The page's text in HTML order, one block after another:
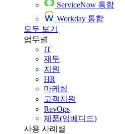
ServiceNow 통합
Workday 통합
모두 보기
업무별
IT
재무
지원
HR
마케팅
고객지원
RevOps
제품(임베디드)
사용 사례별